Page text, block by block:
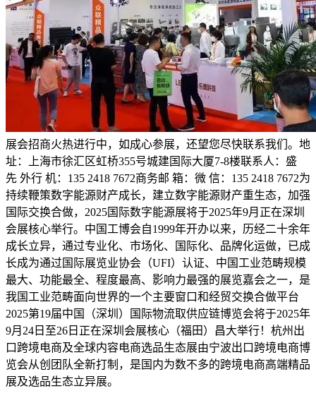
展会招商火热进行中，如成心参展，还望您尽快联系我们。地
址：上海市徐汇区虹桥355号城建国际大厦7-8楼联系人：盛
先 外行 机：135 2418 7672商务邮 箱：微 信：135 2418 7672为
持续鞭策数字能源财产成长，建立数字能源财产重生态，加强
国际交换合做，2025国际数字能源展将于2025年9月正在深圳
会展核心举行。中国工博会自1999年开办以来，历经二十余年
成长立异，通过专业化、市场化、国际化、品牌化运做，已成
长成为通过国际展览业协会（UFI）认证、中国工业范畴规模
最大、功能最全、程度最高、影响力最强的展览嘉会之一，是
我国工业范畴面向世界的一个主要窗口和经贸交换合做平台
2025第19届中国（深圳）国际物流取供应链博览会将于2025年
9月24日至26日正在深圳会展核心（福田）昌大举行！杭州出
口跨境电商及全球内容电商选品生态展由宁波出口跨境电商博
览会从创团队全新打制，是国内为数不多的跨境电商高端精品
展及选品生态立异展。